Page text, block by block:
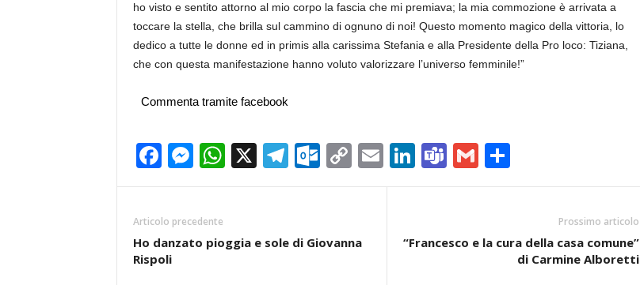
ho visto e sentito attorno al mio corpo la fascia che mi premiava; la mia commozione è arrivata a
toccare la stella, che brilla sul cammino di ognuno di noi! Questo momento magico della vittoria, lo
dedico a tutte le donne ed in primis alla carissima Stefania e alla Presidente della Pro loco: Tiziana,
che con questa manifestazione hanno voluto valorizzare l’universo femminile!”
Commenta tramite facebook
Facebook
Messenger
WhatsApp
X Telegram
Outlook.com
Copy
Link
EmailLinkedIn
TeamsGmail
Articolo precedente
Ho danzato pioggia e sole di Giovanna
Rispoli
Prossimo articolo
“Francesco e la cura della casa comune”
di Carmine Alboretti